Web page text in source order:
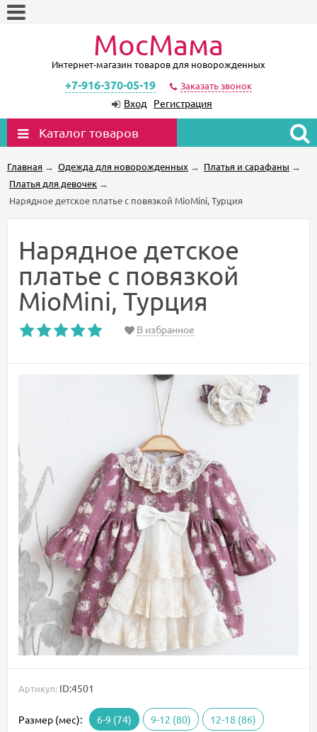
МосМама
Интернет-магазин товаров для новорожденных
+7-916-370-05-19 Заказать звонок
Вход Регистрация
Каталог товаров
Главная → Одежда для новорожденных → Платья и сарафаны →
Платья для девочек →
Нарядное детское платье с повязкой MioMini, Турция
Нарядное детское
платье с повязкой
MioMini, Турция
В избранное
Артикул: ID:4501
Размер (мес): 6-9 (74) 9-12 (80) 12-18 (86)